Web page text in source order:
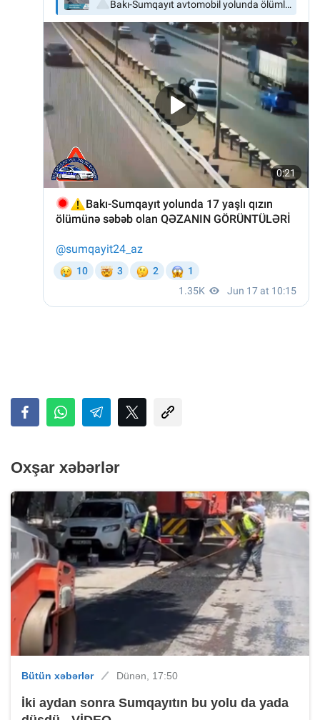
Oxşar xəbərlər
Bütün xəbərlər Dünən, 17:50
İki aydan sonra Sumqayıtın bu yolu da yada